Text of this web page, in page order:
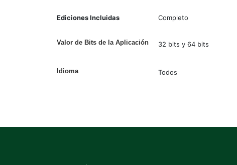
Ediciones Incluidas Completo
Valor de Bits de la Aplicación 32 bits y 64 bits
Idioma Todos